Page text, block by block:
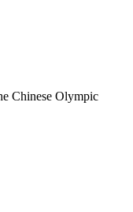
Chinese Olympic